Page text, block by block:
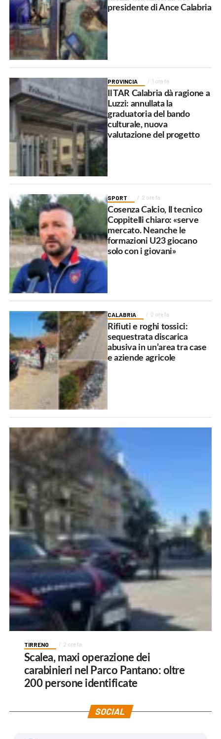
presidente di Ance Calabria
PROVINCIA 1 ora fa
Il TAR Calabria dà ragione a
Luzzi: annullata la
graduatoria del bando
culturale, nuova
valutazione del progetto
SPORT 2 ore fa
Cosenza Calcio, Il tecnico
Coppitelli chiaro: «serve
mercato. Neanche le
formazioni U23 giocano
solo con i giovani»
CALABRIA 2 ore fa
Rifiuti e roghi tossici:
sequestrata discarica
abusiva in un’area tra case
e aziende agricole
TIRRENO 2 ore fa
Scalea, maxi operazione dei
carabinieri nel Parco Pantano: oltre
200 persone identificate
SOCIAL